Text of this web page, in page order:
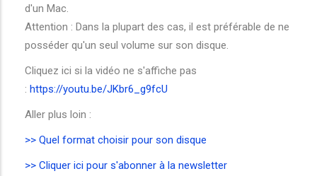
d'un Mac.
Attention : Dans la plupart des cas, il est préférable de ne
posséder qu'un seul volume sur son disque.
Cliquez ici si la vidéo ne s'affiche pas
: https://youtu.be/JKbr6_g9fcU
Aller plus loin :
>> Quel format choisir pour son disque
>> Cliquer ici pour s'abonner à la newsletter